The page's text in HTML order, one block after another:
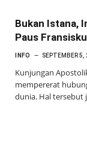
Bukan Istana,
Paus
INFO SEPTEMBER 5,
Kunjungan
mempererat
dunia. Hal tersebut